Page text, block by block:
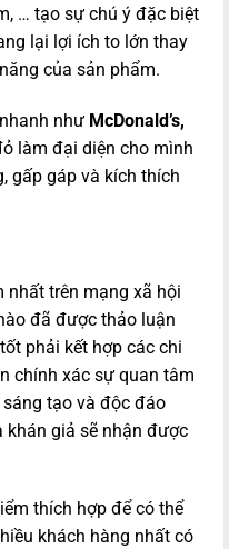
… tạo sự chú ý đặc biệt
lại lợi ích to lớn thay
của sản phẩm.
như McDonald’s,
làm đại diện cho mình
gấp gáp và kích thích
trên mạng xã hội
đã được thảo luận
phải kết hợp các chi
chính xác sự quan tâm
tạo và độc đáo
giả sẽ nhận được
thích hợp để có thể
khách hàng nhất có